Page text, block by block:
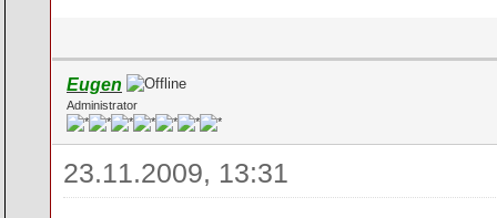
Eugen
Administrator
23.11.2009, 13:31